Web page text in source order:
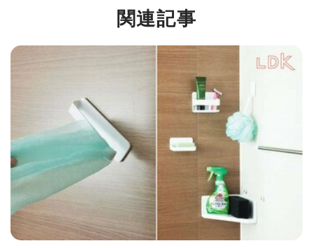
関連記事